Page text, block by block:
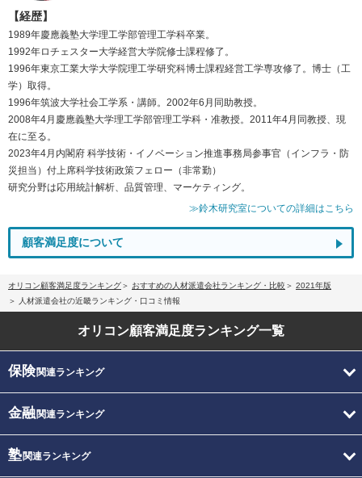
【経歴】
1989年慶應義塾大学理工学部管理工学科卒業。
1992年ロチェスター大学経営大学院修士課程修了。
1996年東京工業大学大学院理工学研究科博士課程経営工学専攻修了。博士（工
学）取得。
1996年筑波大学社会工学系・講師。2002年6月同助教授。
2008年4月慶應義塾大学理工学部管理工学科・准教授。2011年4月同教授、現
在に至る。
2023年4月内閣府 科学技術・イノベーション推進事務局参事官（インフラ・防
災担当）付上席科学技術政策フェロー（非常勤）
研究分野は応用統計解析、品質管理、マーケティング。
≫鈴木研究室についての詳細はこちら
顧客満足度について
オリコン顧客満足度ランキング おすすめの人材派遣会社ランキング・比較
2021年版
人材派遣会社の近畿ランキング・口コミ情報
オリコン顧客満足度ランキング一覧
保険関連ランキング
金融関連ランキング
塾関連ランキング